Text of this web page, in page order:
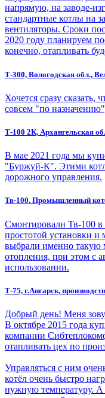
напрямую, на заводе-
стандартные котлы на
вентиляторы. Сроки
2020 году планируем
конечно, отапливать
Т-300, Вологодская обл.,
Хочется сразу
совсем "по
Т-100 2К, Архангельская
В мае 2021 года мы
"Буржуй-К". Этими
дорожного управления.
Тв-100. Промышленный
Смонтировали Тв-100 в
простотой установки
выбрали именно такую
отопления, при этом с
использовании.
Т-75, г.Ангарск,
Добрый день! Меня
В октябре 2015 года
компании
отапливать цех по
Управляться с ним
котёл очень быстро
нужную температуру.